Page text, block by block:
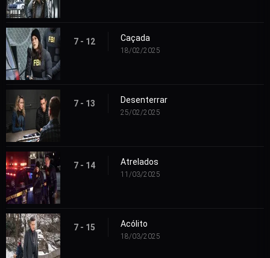
7 - 12 Caçada
18/02/2025
7 - 13 Desenterrar
25/02/2025
7 - 14 Atrelados
11/03/2025
7 - 15 Acólito
18/03/2025